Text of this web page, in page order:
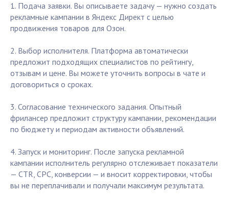
1. Подача заявки. Вы описываете задачу — нужно создать
рекламные кампании в Яндекс Директ с целью
продвижения товаров для Озон.
2. Выбор исполнителя. Платформа автоматически
предложит подходящих специалистов по рейтингу,
отзывам и цене. Вы можете уточнить вопросы в чате и
договориться о сроках.
3. Согласование технического задания. Опытный
фрилансер предложит структуру кампании, рекомендации
по бюджету и периодам активности объявлений.
4. Запуск и мониторинг. После запуска рекламной
кампании исполнитель регулярно отслеживает показатели
— CTR, CPC, конверсии — и вносит корректировки, чтобы
вы не переплачивали и получали максимум результата.